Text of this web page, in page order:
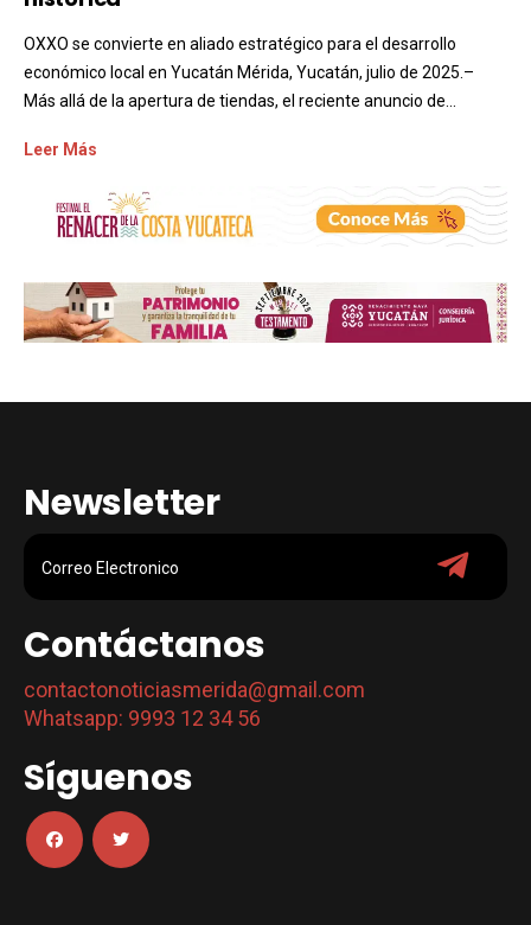
OXXO se convierte en aliado estratégico para el desarrollo
económico local en Yucatán Mérida, Yucatán, julio de 2025.–
Más allá de la apertura de tiendas, el reciente anuncio de...
Leer Más
Newsletter
Contáctanos
contactonoticiasmerida@gmail.com
Whatsapp: 9993 12 34 56
Síguenos